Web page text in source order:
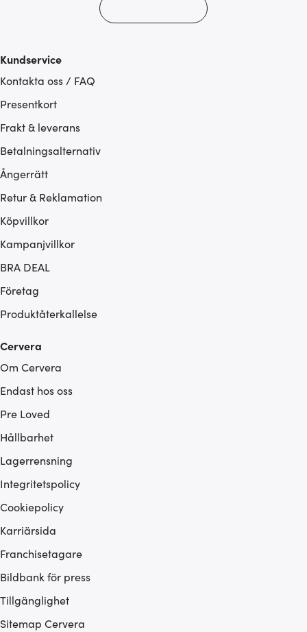
Kundservice
Kontakta oss / FAQ
Presentkort
Frakt & leverans
Betalningsalternativ
Ångerrätt
Retur & Reklamation
Köpvillkor
Kampanjvillkor
BRA DEAL
Företag
Produktåterkallelse
Cervera
Om Cervera
Endast hos oss
Pre Loved
Hållbarhet
Lagerrensning
Integritetspolicy
Cookiepolicy
Karriärsida
Franchisetagare
Bildbank för press
Tillgänglighet
Sitemap Cervera